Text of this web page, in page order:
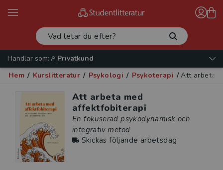
Handlar som:
Privatkund
Hem / Kurslitteratur / Psykologi / Psykoterapi / Att arbeta
Att arbeta med
affektfobiterapi
En fokuserad psykodynamisk och
integrativ metod
Skickas följande arbetsdag